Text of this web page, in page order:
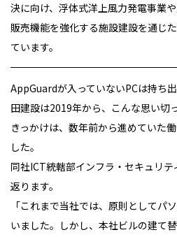
決に向け、浮体式洋上風力発電事業
販売機能を強化する施設建設を通じ
ています。
AppGuardが入っていないPCは持ち
田建設は2019年から、こんな思い切
きっかけは、数年前から進めていた
した。
同社ICT統轄部インフラ・セキュリ
返ります。
「これまで当社では、原則としてパ
いました。しかし、本社ビルの建て